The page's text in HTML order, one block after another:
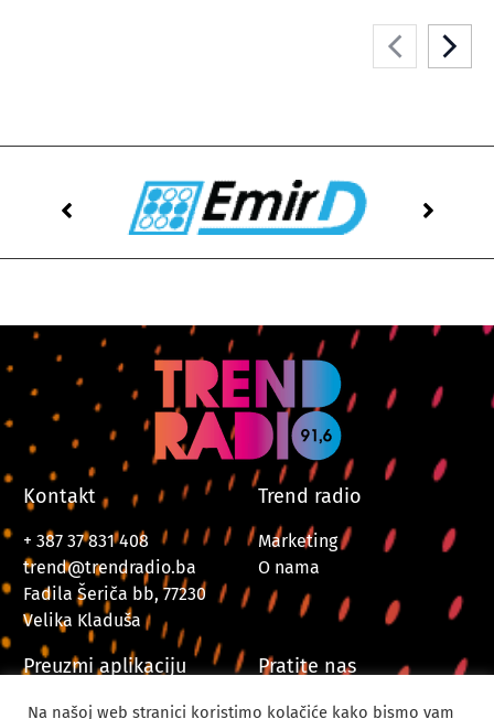
Kontakt
+ 387 37 831 408
trend@trendradio.ba
Fadila Šeriča bb, 77230
Velika Kladuša
Trend radio
Marketing
O nama
Preuzmi aplikaciju Pratite nas
Na našoj web stranici koristimo kolačiće kako bismo vam